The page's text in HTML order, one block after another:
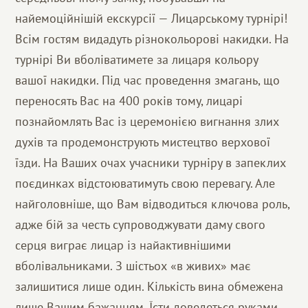
найемоційнішій екскурсії — Лицарському турнірі!
Всім гостям видадуть різнокольорові накидки. На
турнірі Ви вболіватимете за лицаря кольору
вашої накидки. Під час проведення змагань, що
переносять Вас на 400 років тому, лицарі
познайомлять Вас із церемонією вигнання злих
духів та продемонструють мистецтво верхової
їзди. На Ваших очах учасники турніру в запеклих
поєдинках відстоюватимуть свою перевагу. Але
найголовніше, що Вам відводиться ключова роль,
адже бій за честь супроводжувати даму свого
серця виграє лицар із найактивнішими
вболівальниками. З шістьох «в живих» має
залишитися лише один. Кількість вина обмежена